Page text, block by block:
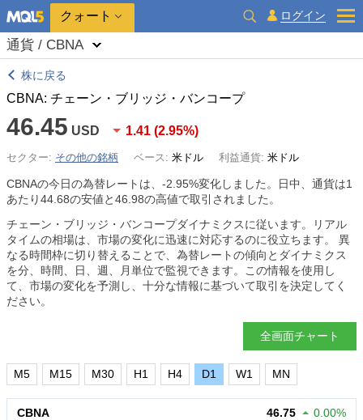
クォート ログイン
通貨 / CBNA
株に戻る
CBNA: チェーン・ブリッジ・バンコープ
46.45 USD 1.41 (2.95%)
セクター: その他の銘柄 ベース: 米ドル 利益通貨: 米ドル
CBNAの今日の為替レートは、 -2.95%変化しました。日中、通貨は1
あたり44.68の安値と46.98の高値で取引されました。
チェーン・ブリッジ・バンコープダイナミクスに従います。リアル
タイムの相場は、市場の変化に迅速に対応するのに役立ちます。 異
なる時間枠に切り替えることで、為替レートの傾向とダイナミクス
を分、時間、日、週、月単位で監視できます。この情報を使用し
て、市場の変化を予測し、十分な情報に基づいて取引を決定してく
ださい。
全画面チャート
M5 M15 M30 H1 H4 D1 W1 MN
CBNA 46.75 0.00%